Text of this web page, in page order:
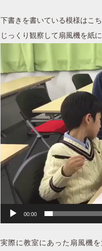
下書きを書いている模様はこ
じっくり観察して扇風機を紙に
画
プ
レ
ー
00:00
実際に教室にあった扇風機